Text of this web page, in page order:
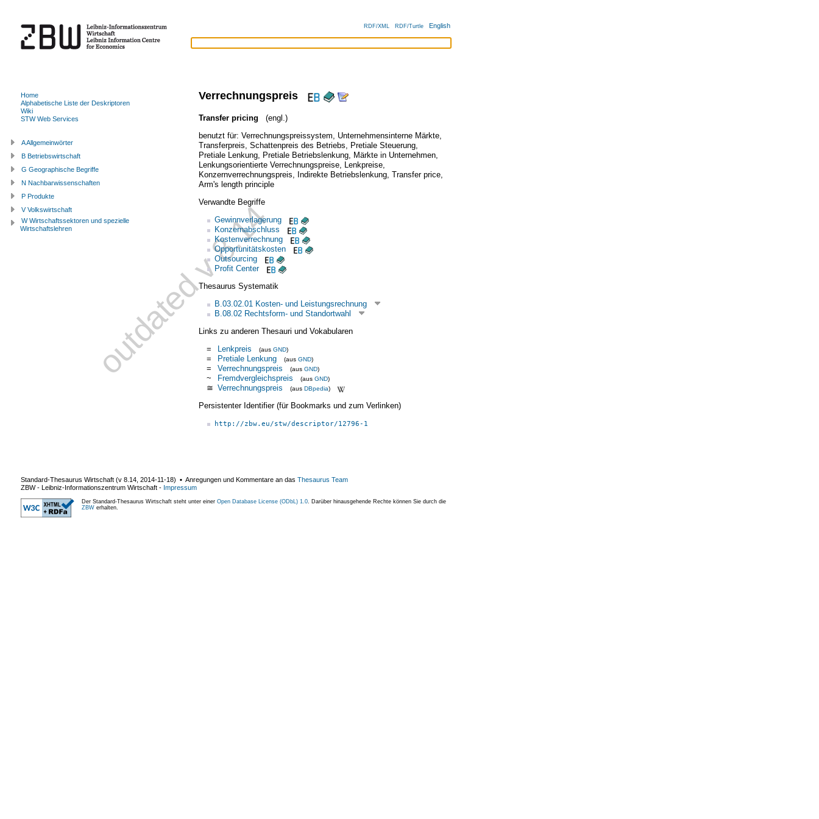
RDF/XML RDF/Turtle English
Verrechnungspreis
Transfer pricing
(engl.)
benutzt für: Verrechnungspreissystem Unternehmensinterne Märkte,
Transferpreis Schattenpreis des Betriebs Pretiale Steuerung,
Pretiale Lenkung, Pretiale Betriebslenkung, Märkte in Unternehmen,
Lenkungsorientierte Verrechnungspreise, Lenkpreise,
Konzernverrechnungspreis
Indirekte Betriebslenkung, Transfer price,
Arm's length principle
Verwandte Begriffe
Gewinnverlagerung
Konzernabschluss
Kostenverrechnung
Opportunitätskosten
Outsourcing
Profit Center
Thesaurus Systematik
B.03.02.01 Kosten- und Leistungsrechnung
B.08.02 Rechtsform- und Standortwahl
Links zu anderen Thesauri und Vokabularen
=
Lenkpreis (aus GND)
= Pretiale Lenkung (aus GND)
= Verrechnungspreis (aus GND)
~ Fremdvergleichspreis (aus GND)
≅ Verrechnungspreis (aus DBpedia)
Persistenter Identifier (für Bookmarks und zum Verlinken)
http://zbw.eu/stw/descriptor/12796-1
Home
Alphabetische Liste der Deskriptoren
Wiki
STW Web Services
A Allgemeinwörter
B Betriebswirtschaft
G Geographische Begriffe
N Nachbarwissenschaften
P Produkte
V Volkswirtschaft
W Wirtschaftssektoren und spezielle
Wirtschaftslehren
Standard-Thesaurus Wirtschaft (v 8.14 2014-11-18) ▪ Anregungen und Kommentare an das Thesaurus Team
ZBW - Leibniz-Informationszentrum Wirtschaft - Impressum
Der Standard-Thesaurus Wirtschaft steht unter einer Open Database License (ODbL) 1.0 . Darüber hinausgehende Rechte können Sie durch die
ZBW erhalten.